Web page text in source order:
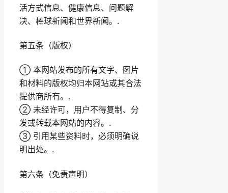
活方式信息、健康信息、问题解
决、棒球新闻和世界新闻。.
第五条（版权）
① 本网站发布的所有文字、图片
和材料的版权均归本网站或其合法
提供商所有。.
② 未经许可，用户不得复制、分
发或转载本网站的内容。.
③ 引用某些资料时，必须明确说
明出处。.
第六条（免责声明）